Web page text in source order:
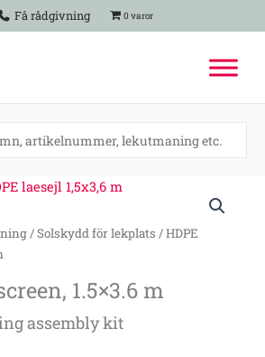
Få rådgivning 0 varor
/Solskydd för lekplats / HDPE
1.5×3.6 m
assembly kit